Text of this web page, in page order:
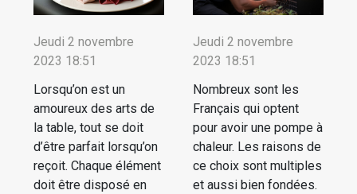
Jeudi 2 novembre
2023 18:51
Lorsqu’on est un
amoureux des arts de
la table, tout se doit
d’être parfait lorsqu’on
reçoit. Chaque élément
doit être disposé en
Jeudi 2 novembre
2023 18:51
Nombreux sont les
Français qui optent
pour avoir une pompe à
chaleur. Les raisons de
ce choix sont multiples
et aussi bien fondées.